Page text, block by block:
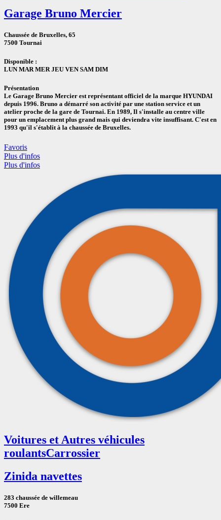
Garage Bruno Mercier
Chaussée de Bruxelles, 65
7500 Tournai
Disponible :
LUN MAR MER JEU VEN SAM DIM
Présentation
Le Garage Bruno Mercier est représentant officiel de la marque HYUNDAI
depuis 1996. Bruno a démarré son activité par une station service et un
atelier proche de la gare de Tournai. En 1989, Il s'installe au centre ville
pour un emplacement plus grand mais qui deviendra vite insuffisant. C'est en
1993 qu'il s'établit à la chaussée de Bruxelles.
Favoris
Plus d'infos
Plus d'infos
Voitures et Autres véhicules
roulantsCarrossier
Zinida navettes
283 chaussée de willemeau
7500 Ere